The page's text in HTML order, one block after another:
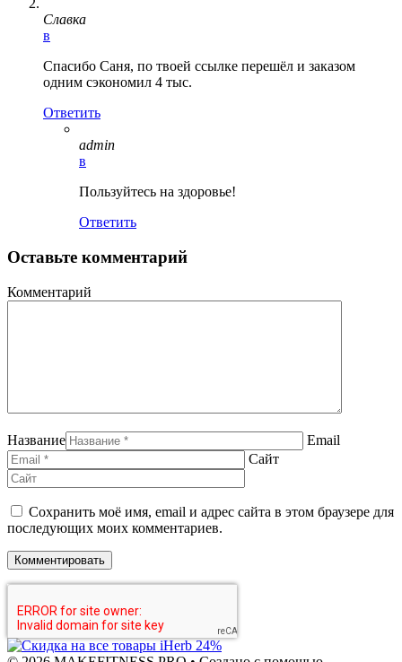
Славка
в
Спасибо Саня, по твоей ссылке перешёл и заказом
одним сэкономил 4 тыс.
Ответить
admin
в
Пользуйтесь на здоровье!
Ответить
Оставьте комментарий
Комментарий
Название
Email
Сайт
Сохранить моё имя, email и адрес сайта в этом браузере для
последующих моих комментариев.